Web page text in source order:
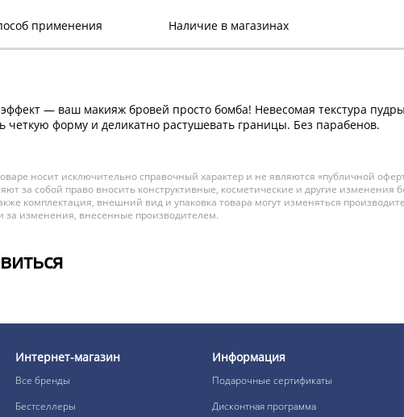
применения Наличие в магазинах
— ваш макияж бровей просто бомба! Невесомая текстура
четкую форму и деликатно растушевать границы. Без парабенов.
носит исключительно справочный характер и не являются «публичной
за собой право вносить конструктивные, косметические и другие изменения
комплектация, внешний вид и упаковка товара могут изменяться
за изменения, внесенные производителем.
Интернет-магазин
Все бренды
Бестселлеры
Информация
Подарочные сертификаты
Дисконтная программа